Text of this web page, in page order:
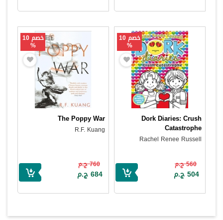
خصم 10
%
Dork Diaries: Crush
Catastrophe
Rachel Renee Russell
560 ج.م
504 ج.م
خصم 10
%
The Poppy War
R.F. Kuang
760 ج.م
684 ج.م